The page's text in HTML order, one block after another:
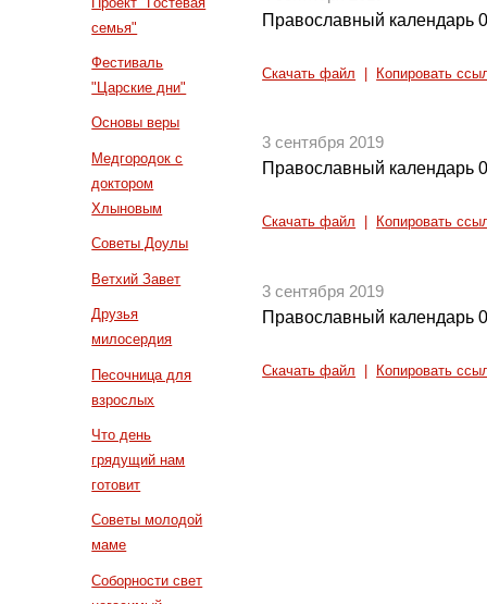
семья"
Фестиваль
"Царские дни"
Основы веры
Медгородок с
доктором
Хлыновым
Советы Доулы
Ветхий Завет
Друзья
милосердия
Песочница для
взрослых
Что день
грядущий нам
готовит
Советы молодой
маме
Соборности свет
Православный календарь
Скачать файл Копировать
3 сентября 2019
Православный календарь
Скачать файл Копировать
3 сентября 2019
Православный календарь
Скачать файл Копировать